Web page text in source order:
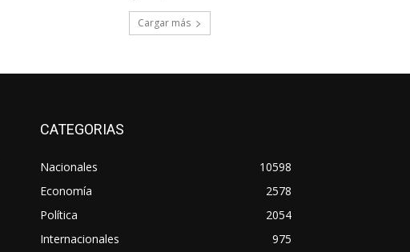
Cargar más
CATEGORIAS
Nacionales
10598
Economía
2578
Política
2054
Internacionales
975